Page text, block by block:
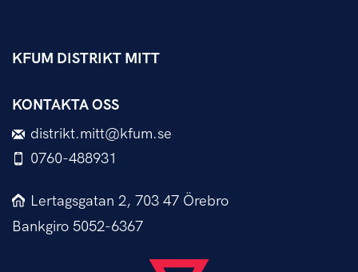
KFUM DISTRIKT MITT
KONTAKTA OSS
distrikt.mitt@kfum.se
0760-488931
Lertagsgatan 2, 703 47 Örebro
Bankgiro 5052-6367